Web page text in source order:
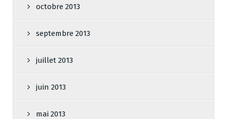
octobre 2013
septembre 2013
juillet 2013
juin 2013
mai 2013